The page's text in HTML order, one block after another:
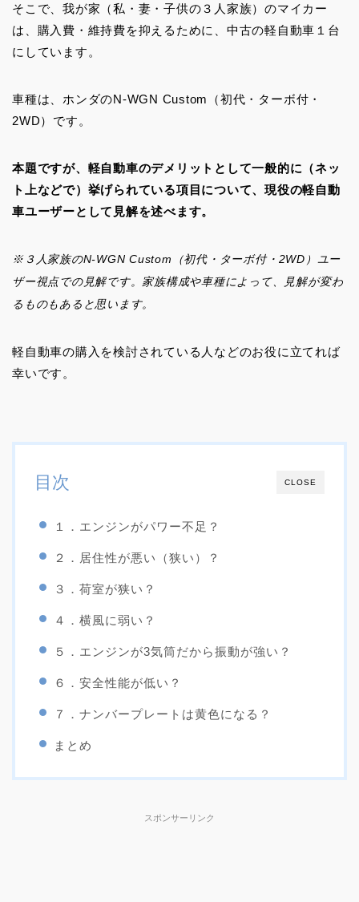
そこで、我が家（私・妻・子供の３人家族）のマイカー
は、購入費・維持費を抑えるために、中古の軽自動車１台
にしています。
車種は、ホンダのN-WGN Custom（初代・ターボ付・
2WD）です。
本題ですが、軽自動車のデメリットとして一般的に（ネッ
ト上などで）挙げられている項目について、現役の軽自動
車ユーザーとして見解を述べます。
※３人家族のN-WGN Custom（初代・ターボ付・2WD）ユー
ザー視点での見解です。家族構成や車種によって、見解が変わ
るものもあると思います。
軽自動車の購入を検討されている人などのお役に立てれば
幸いです。
CLOSE
目次
１．エンジンがパワー不足？
２．居住性が悪い（狭い）？
３．荷室が狭い？
４．横風に弱い？
５．エンジンが3気筒だから振動が強い？
６．安全性能が低い？
７．ナンバープレートは黄色になる？
まとめ
スポンサーリンク